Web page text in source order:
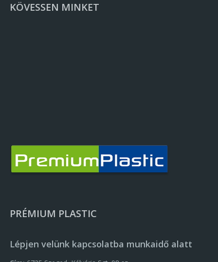
KÖVESSEN MINKET
PRÉMIUM PLASTIC
Lépjen velünk kapcsolatba munkaidő alatt